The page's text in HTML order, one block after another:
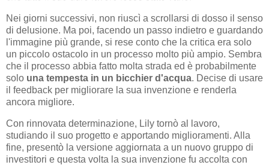
Nei giorni successivi, non riuscì a scrollarsi di dosso il senso
di delusione. Ma poi, facendo un passo indietro e guardando
l'immagine più grande, si rese conto che la critica era solo
un piccolo ostacolo in un processo molto più ampio. Sembra
che il processo abbia fatto molta strada ed è probabilmente
solo una tempesta in un bicchier d'acqua. Decise di usare
il feedback per migliorare la sua invenzione e renderla
ancora migliore.
Con rinnovata determinazione, Lily tornò al lavoro,
studiando il suo progetto e apportando miglioramenti. Alla
fine, presentò la versione aggiornata a un nuovo gruppo di
investitori e questa volta la sua invenzione fu accolta con